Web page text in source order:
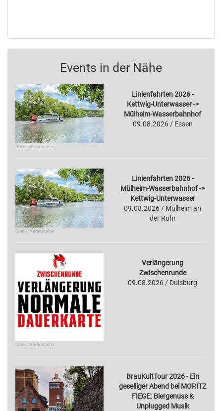
Events in der Nähe
Quelle: Veranstalter
Linienfahrten 2026 -
Kettwig-Unterwasser ->
Mülheim-Wasserbahnhof
09.08.2026 / Essen
Quelle: Veranstalter
Linienfahrten 2026 -
Mülheim-Wasserbahnhof ->
Kettwig-Unterwasser
09.08.2026 / Mülheim an
der Ruhr
Quelle: Veranstalter
Verlängerung
Zwischenrunde
09.08.2026 / Duisburg
BrauKultTour 2026 - Ein
geselliger Abend bei MORITZ
FIEGE: Biergenuss &
Unplugged Musik